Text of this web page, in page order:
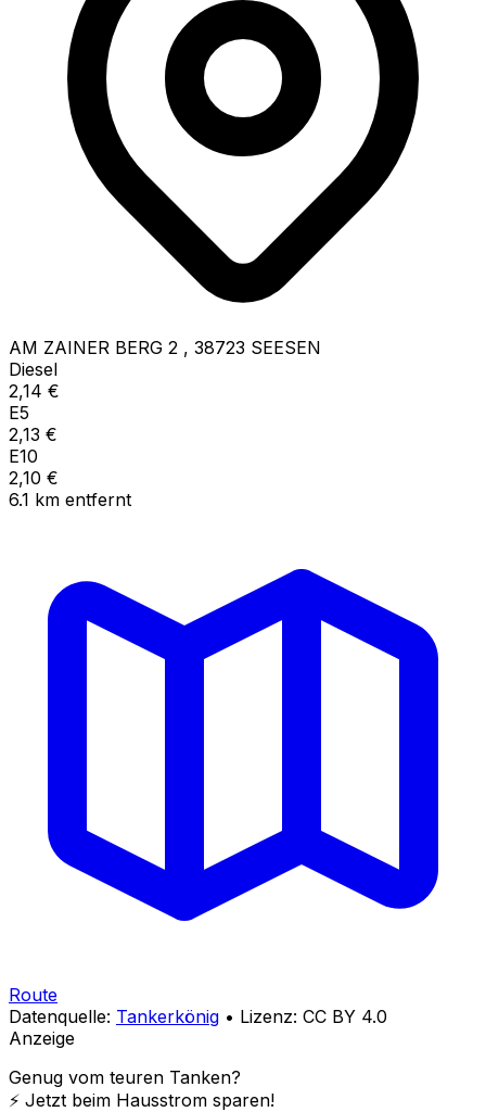
AM ZAINER BERG 2 , 38723 SEESEN
Diesel
2,14 €
E5
2,13 €
E10
2,10 €
6.1 km entfernt
Route
Datenquelle: Tankerkönig • Lizenz: CC BY 4.0
Anzeige
Genug vom teuren Tanken?
⚡️ Jetzt beim Hausstrom sparen!